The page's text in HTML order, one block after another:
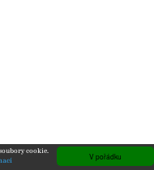
V pořádku
cookie.